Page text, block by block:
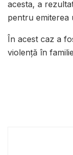
acesta, a
pentru emiterea
În acest caz a
violență în